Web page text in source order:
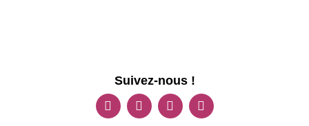
Suivez-nous !